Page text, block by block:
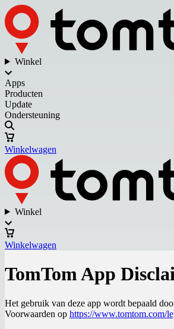
Winkel
Apps
Producten
Update
Ondersteuning
Winkelwagen
Winkel
Winkelwagen
TomTom App
Het gebruik van deze app wordt bepaald
Voorwaarden op https://www.tomtom.com/